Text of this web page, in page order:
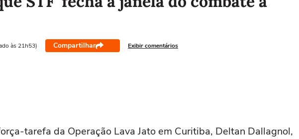
às 21h53) Compartilhar Exibir comentários
tarefa da Operação Lava Jato em Curitiba, Deltan Dallagnol,